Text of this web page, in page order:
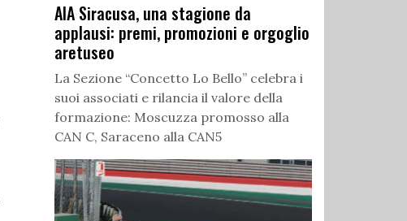
AIA Siracusa, una stagione da
applausi: premi, promozioni e orgoglio
aretuseo
La Sezione “Concetto Lo Bello” celebra i
suoi associati e rilancia il valore della
formazione: Moscuzza promosso alla
CAN C, Saraceno alla CAN5